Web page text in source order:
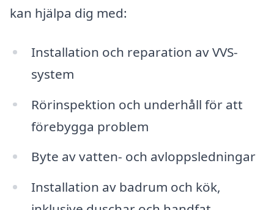
kan hjälpa dig med:
Installation och reparation av VVS-
system
Rörinspektion och underhåll för att
förebygga problem
Byte av vatten- och avloppsledningar
Installation av badrum och kök,